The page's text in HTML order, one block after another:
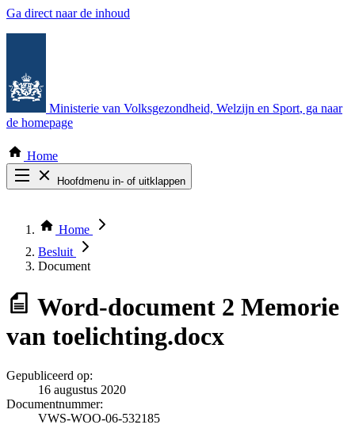
Ga direct naar de inhoud
Ministerie van Volksgezondheid, Welzijn en Sport, ga naar
de homepage
Home
Hoofdmenu in- of uitklappen
Thema COVID-19
Bekijk per bestuursorgaan
Home
Besluit
Document
Word-document 2 Memorie
van toelichting.docx
Gepubliceerd op:
16 augustus 2020
Documentnummer:
VWS-WOO-06-532185